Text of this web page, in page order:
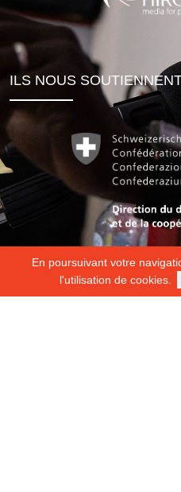
En poursuivant votre
l'utilisation de cookies.
ILS NOUS